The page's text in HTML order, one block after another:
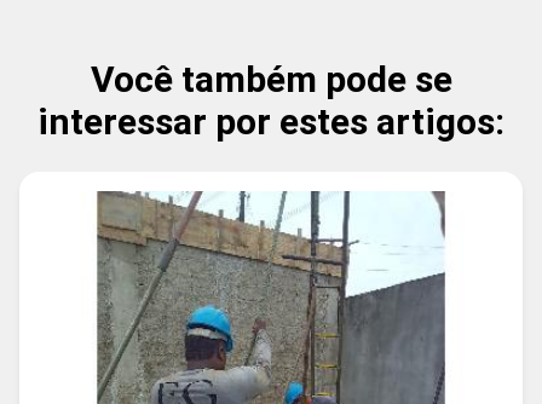
Você também pode se
interessar por estes artigos: